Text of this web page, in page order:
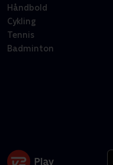
Håndbold
Cykling
Tennis
Badminton